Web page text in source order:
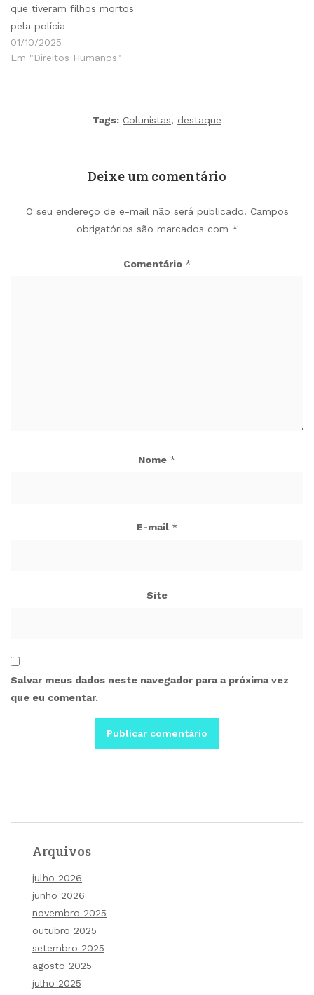
que tiveram filhos mortos
pela polícia
01/10/2025
Em "Direitos Humanos"
Tags: Colunistas, destaque
Deixe um comentário
O seu endereço de e-mail não será publicado. Campos
obrigatórios são marcados com *
Comentário *
Nome *
E-mail *
Site
Salvar meus dados neste navegador para a próxima vez
que eu comentar.
Arquivos
julho 2026
junho 2026
novembro 2025
outubro 2025
setembro 2025
agosto 2025
julho 2025